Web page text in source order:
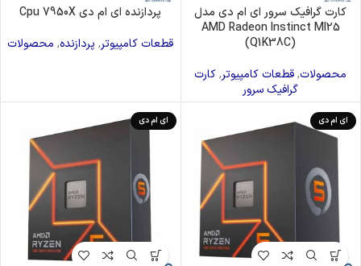
کارت گرافیک سرور ای ام دی مدل
AMD Radeon Instinct MI25
(Q1K38C)
محصولات,قطعات کامپیوتر,کارت
گرافیک سرور
پردازنده ای ام دی Cpu 7950X
قطعات کامپیوتر, پردازنده, محصولات
ای ام دی ای ام دی